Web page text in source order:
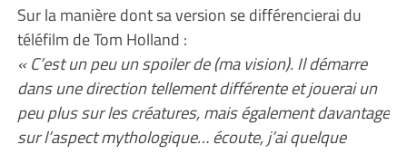
Sur la manière dont sa version se différencierai du
téléfilm de Tom Holland :
« C’est un peu un spoiler de (ma vision). Il démarre
dans une direction tellement différente et jouerai un
peu plus sur les créatures, mais également davantage
sur l’aspect mythologique… écoute, j’ai quelque